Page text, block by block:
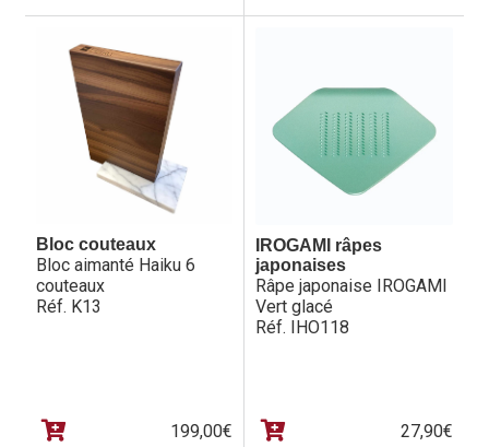
Bloc couteaux
Bloc aimanté Haiku 6
couteaux
Réf. K13
199,00€
IROGAMI râpes
japonaises
Râpe japonaise IROGAMI
Vert glacé
Réf. IHO118
27,90€